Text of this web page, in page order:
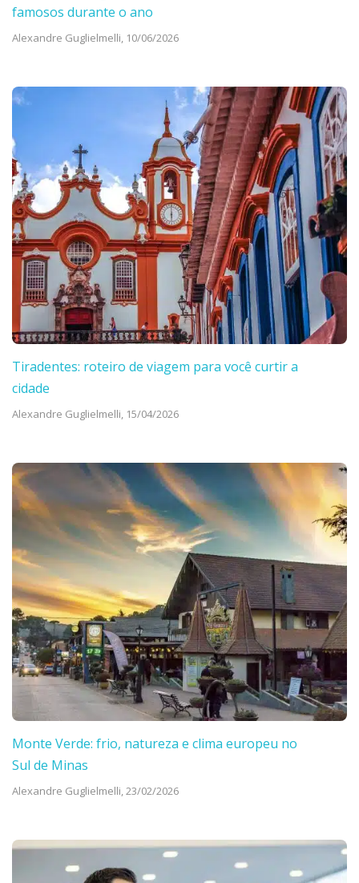
famosos durante o ano
Alexandre Guglielmelli, 10/06/2026
Tiradentes: roteiro de viagem para você curtir a
cidade
Alexandre Guglielmelli, 15/04/2026
Monte Verde: frio, natureza e clima europeu no
Sul de Minas
Alexandre Guglielmelli, 23/02/2026